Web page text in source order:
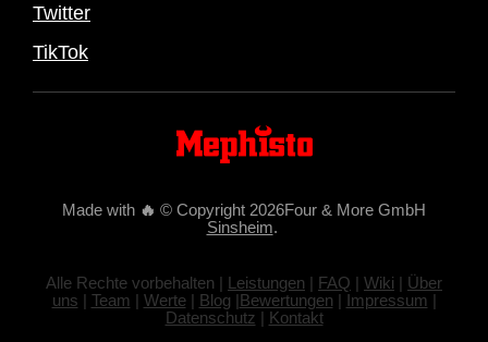
Twitter
TikTok
Made with 🔥 © Copyright 2026Four & More GmbH
Sinsheim.
Alle Rechte vorbehalten | Leistungen | FAQ | Wiki | Über
uns | Team | Werte| Blog |Bewertungen | Impressum |
Datenschutz | Kontakt